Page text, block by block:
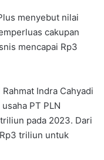
menyebut nilai
cakupan
mencapai Rp3
Indra Cahyadi
PT PLN
pada 2023. Dari
triliun untuk